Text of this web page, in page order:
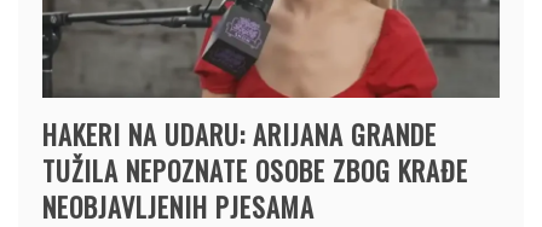
HAKERI NA UDARU: ARIJANA GRANDE
TUŽILA NEPOZNATE OSOBE ZBOG KRAĐE
NEOBJAVLJENIH PJESAMA